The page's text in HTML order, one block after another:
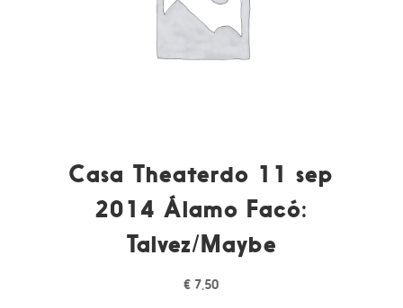
Casa Theaterdo 11 sep
2014 Álamo Facó:
Talvez/Maybe
€ 7,50